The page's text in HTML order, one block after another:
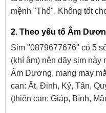
mệnh "Thổ". Không tốt
2. Theo yếu tố Âm
Sim "0879677676" có 5
(khí âm) nên dãy sim
Âm Dương, mang may
can: Ất, Đinh, Kỷ, Tân,
(thiên can: Giáp, Bính,